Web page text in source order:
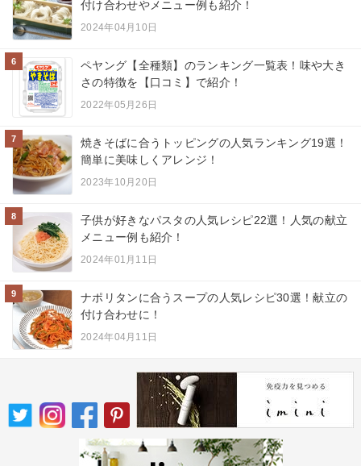
付け合わせやメニュー例も紹介！
2024年04月10日
6
ペヤング【全種類】のランキング一覧表！味や大き
さの特徴を【口コミ】で紹介！
2022年05月26日
7
焼きそばに合うトッピングの人気ランキング19選！
簡単に美味しくアレンジ！
2023年10月20日
8
子供が好きなパスタの人気レシピ22選！人気の献立
メニュー例も紹介！
2024年01月11日
9
ナポリタンに合うスープの人気レシピ30選！献立の
付け合わせに！
2024年04月11日